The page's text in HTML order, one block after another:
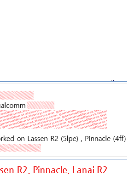
R2, Pinnacle, Lanai R2